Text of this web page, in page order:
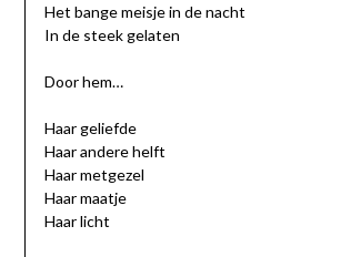
Het bange meisje in de nacht
In de steek gelaten
Door hem…
Haar geliefde
Haar andere helft
Haar metgezel
Haar maatje
Haar licht